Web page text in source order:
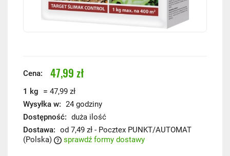
Cena: 47,99 zł
1 kg = 47,99 zł
Wysyłka w: 24 godziny
Dostępność: duża ilość
Dostawa: od 7,49 zł - Pocztex PUNKT/AUTOMAT
(Polska)
sprawdź formy dostawy